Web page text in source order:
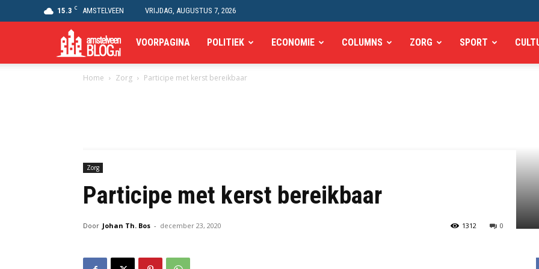
15.3 C AMSTELVEEN VRIJDAG, AUGUSTUS 7, 2026
Amstelveen
Blog
VOORPAGINA POLITIEK ECONOMIE COLUMNS ZORG SPORT
Home Zorg Participe met kerst bereikbaar
Zorg
Participe met kerst bereikbaar
Door Johan Th. Bos - december 23, 2020 0
1312